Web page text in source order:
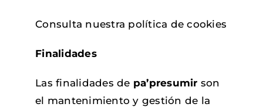
Consulta nuestra política de cookies
Finalidades
Las finalidades de pa’presumir son
el mantenimiento y gestión de la